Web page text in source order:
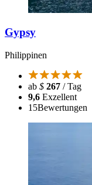
Gypsy
Philippinen
ab $ 267 / Tag
9,6 Exzellent
15Bewertungen